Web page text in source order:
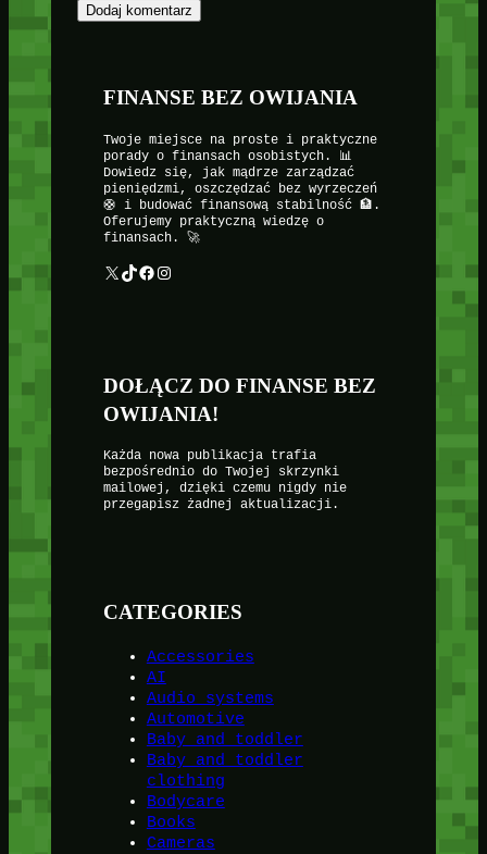
FINANSE BEZ OWIJANIA
Twoje miejsce na proste i praktyczne
porady o finansach osobistych. 📊
Dowiedz się, jak mądrze zarządzać
pieniędzmi, oszczędzać bez wyrzeczeń
🛟 i budować finansową stabilność 🏦.
Oferujemy praktyczną wiedzę o
finansach. 🚀
X TikTok Facebook Instagram
DOŁĄCZ DO FINANSE BEZ
OWIJANIA!
Każda nowa publikacja trafia
bezpośrednio do Twojej skrzynki
mailowej, dzięki czemu nigdy nie
przegapisz żadnej aktualizacji.
CATEGORIES
Accessories
AI
Audio systems
Automotive
Baby and toddler
Baby and toddler
clothing
Bodycare
Books
Cameras